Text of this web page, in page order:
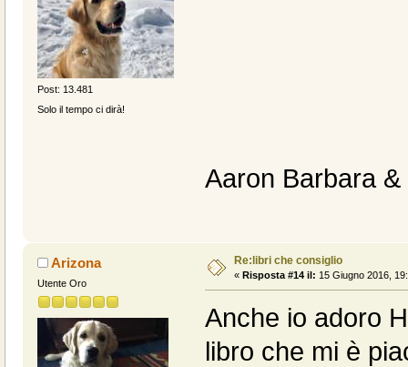
Post: 13.481
Solo il tempo ci dirà!
Aaron Barbara &
Arizona
Utente Oro
Re:libri che consiglio
« Risposta #14 il: 15 Giugno 2016,
Anche io adoro
libro che mi è